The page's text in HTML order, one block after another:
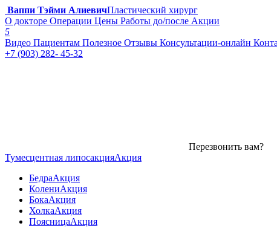
Ваппи Тэйми АлиевичПластический хирург
О докторе Операции Цены Работы до/после Акции
5
Видео Пациентам Полезное Отзывы Консультации-онлайн
+7 (903) 282- 45-32
Перезвонить вам?
Тумесцентная липосакцияАкция
БедраАкция
КолениАкция
БокаАкция
ХолкаАкция
ПоясницаАкция